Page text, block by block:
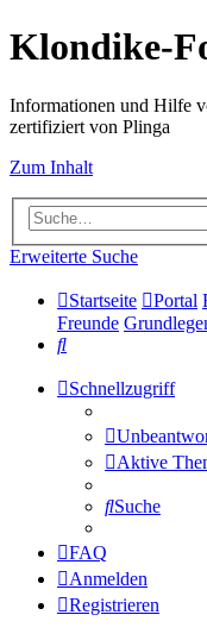
Klondike-
Informationen und Hilfe
zertifiziert von Plinga
Zum Inhalt
Erweiterte Suche
Startseite Portal
Freunde
Suche
Schnellzugriff
Aktive
Suche
FAQ
Anmelden
Registrieren